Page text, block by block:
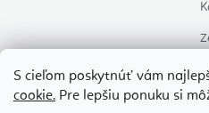
S cieľom poskytnúť vám
cookie. Pre lepšiu ponuku si